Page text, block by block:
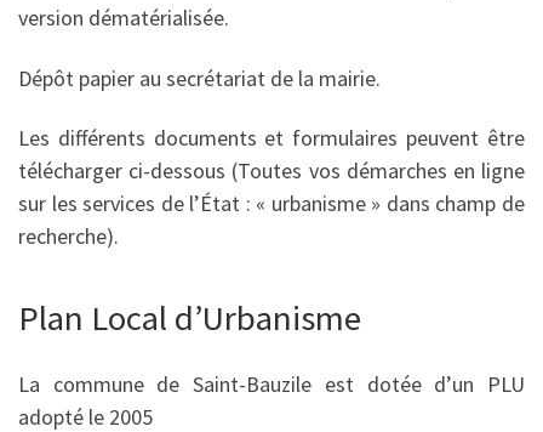
version dématérialisée.
Dépôt papier au secrétariat de la mairie.
Les différents documents et formulaires peuvent être
télécharger ci-dessous (Toutes vos démarches en ligne
sur les services de l’État : « urbanisme » dans champ de
recherche).
Plan Local d’Urbanisme
La commune de Saint-Bauzile est dotée d’un PLU
adopté le 2005